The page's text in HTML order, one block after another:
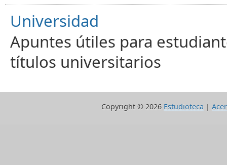
Universidad
Apuntes útiles para
títulos universitarios
Copyright © 2026 Estudioteca |